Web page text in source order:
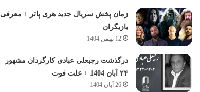
زمان پخش سریال جدید هری پاتر + معرفی
بازیگران
12 بهمن 1404
درگذشت رجبعلی عبادی کارگردان مشهور
۲۴ آبان 1404 + علت فوت
26 آبان 1404